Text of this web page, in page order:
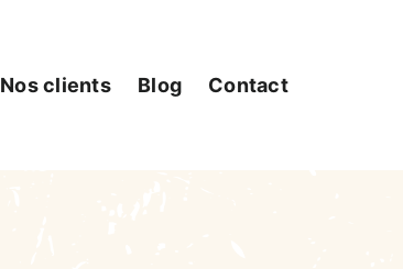
Nos clients Blog Contact